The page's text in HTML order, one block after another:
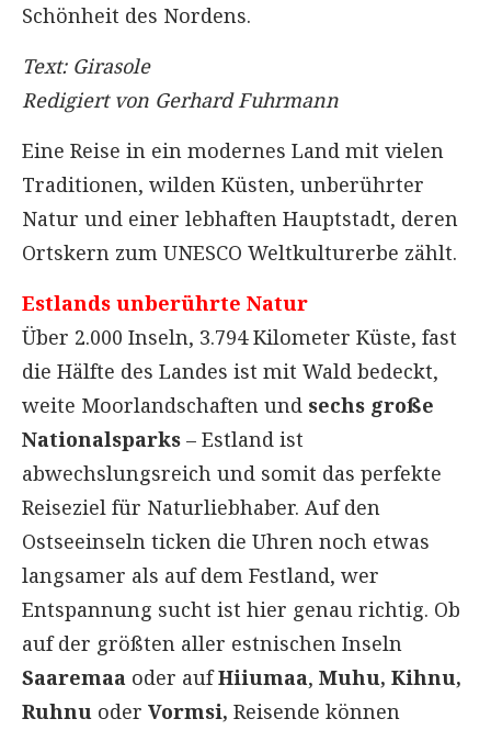
Schönheit des Nordens.
Text: Girasole
Redigiert von Gerhard Fuhrmann
Eine Reise in ein modernes Land mit vielen
Traditionen, wilden Küsten, unberührter
Natur und einer lebhaften Hauptstadt, deren
Ortskern zum UNESCO Weltkulturerbe zählt.
Estlands unberührte Natur
Über 2.000 Inseln, 3.794 Kilometer Küste, fast
die Hälfte des Landes ist mit Wald bedeckt,
weite Moorlandschaften und sechs große
Nationalsparks – Estland ist
abwechslungsreich und somit das perfekte
Reiseziel für Naturliebhaber. Auf den
Ostseeinseln ticken die Uhren noch etwas
langsamer als auf dem Festland, wer
Entspannung sucht ist hier genau richtig. Ob
auf der größten aller estnischen Inseln
Saaremaa oder aufHiiumaa, Muhu, Kihnu,
Ruhnu oder Vormsi, Reisende können